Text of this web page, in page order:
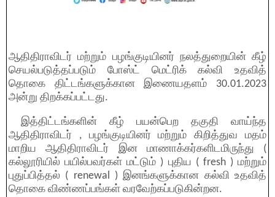
ஆதிதிராவிடர் மற்றும் பழங்குடியினர் நலத்துறையின் கீழ்
செயல்படுத்தப்படும் போஸ்ட் மெட்ரிக் கல்வி உதவித்
தொகை திட்டங்களுக்கான இணையதளம் 30.01.2023
அன்று திறக்கப்பட்டது.
இத்திட்டங்களின் கீழ் பயன்பெற தகுதி வாய்ந்த
ஆதிதிராவிடர் , பழங்குடியினர் மற்றும் கிறித்துவ மதம்
மாறிய ஆதிதிராவிடர் இன மாணாக்கர்களிடமிருந்து (
கல்லூரியில் பயில்பவர்கள் மட்டும் ) புதிய ( fresh ) மற்றும்
புதுப்பித்தல் ( renewal ) இனங்களுக்கான கல்வி உதவித்
தொகை விண்ணப்பங்கள் வரவேற்கப்படுகின்றன.